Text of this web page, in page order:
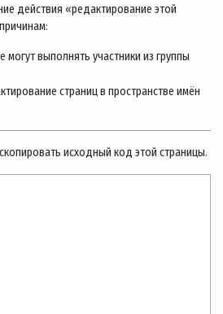
действия «редактирование этой
выполнять участники из группы
страниц в пространстве имён
исходный код этой страницы.